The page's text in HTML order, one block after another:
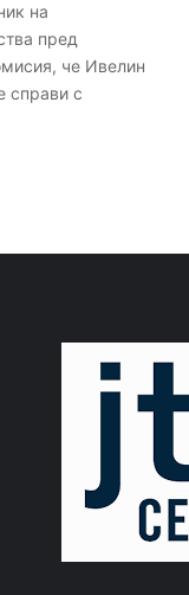
на
пред
че Ивелин
справи с